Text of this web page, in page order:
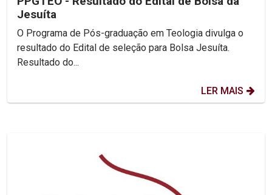
Jesuíta
O Programa de Pós-graduação em Teologia divulga o
resultado do Edital de seleção para Bolsa Jesuíta.
Resultado do...
LER MAIS